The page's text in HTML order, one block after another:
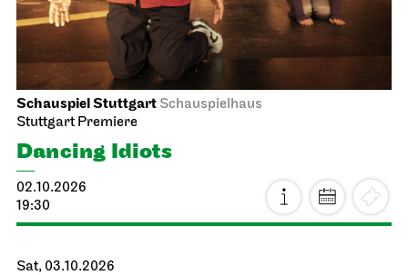
Schauspiel Stuttgart Schauspielhaus
Stuttgart Premiere
Dancing Idiots
02.10.2026
19:30
Sat, 03.10.2026